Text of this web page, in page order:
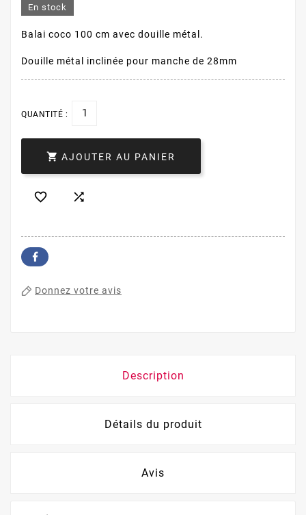
En stock
Balai coco 100 cm avec douille métal.
Douille métal inclinée pour manche de 28mm
QUANTITÉ :
 AJOUTER AU PANIER
 
Donnez votre avis
Description
Détails du produit
Avis